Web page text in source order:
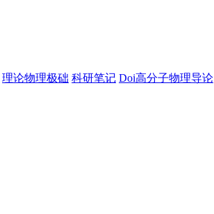
理论物理极础 科研笔记 Doi高分子物理导论